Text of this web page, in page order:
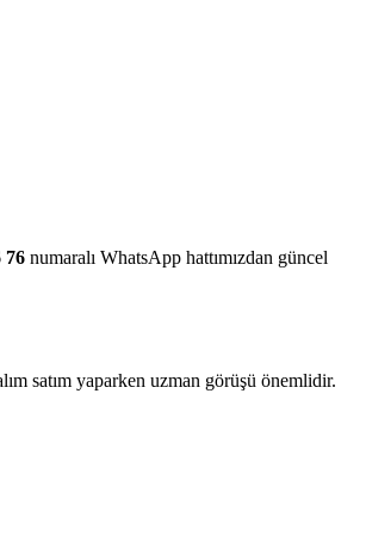
76 numaralı WhatsApp hattımızdan güncel
satım yaparken uzman görüşü önemlidir.